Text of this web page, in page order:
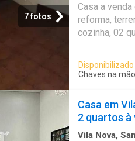
7 fotos
Casa a
reforma,
cozinha, 02
Chaves na mão
Casa em
2 quartos à
Vila Nova,